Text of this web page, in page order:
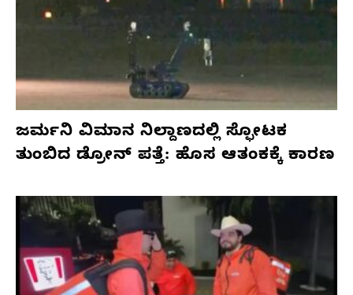
ಜರ್ಮನಿ ವಿಮಾನ ನಿಲ್ದಾಣದಲ್ಲಿ ಸ್ಫೋಟಕ
ತುಂಬಿದ ಡ್ರೋನ್ ಪತ್ತೆ: ಹೊಸ ಆತಂಕಕ್ಕೆ ಕಾರಣ